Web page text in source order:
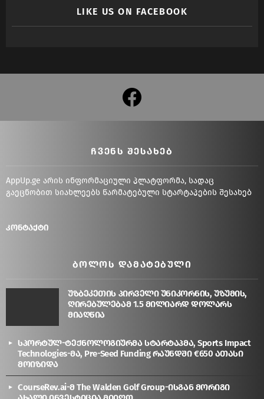
LIKE US ON FACEBOOK
facebook
ᲩᲕᲔᲜᲡ ᲨᲔᲡᲐᲮᲔᲑ
AppUp.ge არის ინფორმაციული პლატფორმა, სადაც
გაეცნობით სიახლეებს წარმატებული სტარტაპების შესახებ
კონტაქტი
ᲑᲝᲚᲝᲡ ᲓᲐᲛᲐᲢᲔᲑᲣᲚᲘ
უზბეკეთის პირველი უნიკორნის, უზუმის,
ღირებულებამ 1.5 მილიარდ დოლარს
მიაღწია
სპორტულ-ტექნოლოგიურმა სტარტაპმა, Sports Impact
Technologies-მა, Pre-Seed Funding რაუნდში €650 ათასი
მოიზიდა
CourseRev.ai-მ The Walden Golf Group-ისგან მორიგი